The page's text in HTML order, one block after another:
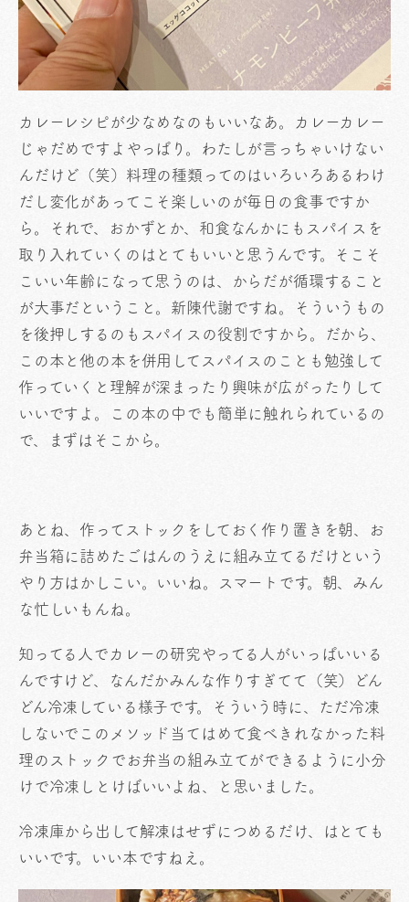
カレーレシピが少なめなのもいいなあ。カレーカレー
じゃだめですよやっぱり。わたしが言っちゃいけない
んだけど（笑）料理の種類ってのはいろいろあるわけ
だし変化があってこそ楽しいのが毎日の食事ですか
ら。それで、おかずとか、和食なんかにもスパイスを
取り入れていくのはとてもいいと思うんです。そこそ
こいい年齢になって思うのは、からだが循環すること
が大事だということ。新陳代謝ですね。そういうもの
を後押しするのもスパイスの役割ですから。だから、
この本と他の本を併用してスパイスのことも勉強して
作っていくと理解が深まったり興味が広がったりして
いいですよ。この本の中でも簡単に触れられているの
で、まずはそこから。
あとね、作ってストックをしておく作り置きを朝、お
弁当箱に詰めたごはんのうえに組み立てるだけという
やり方はかしこい。いいね。スマートです。朝、みん
な忙しいもんね。
知ってる人でカレーの研究やってる人がいっぱいいる
んですけど、なんだかみんな作りすぎてて（笑）どん
どん冷凍している様子です。そういう時に、ただ冷凍
しないでこのメソッド当てはめて食べきれなかった料
理のストックでお弁当の組み立てができるように小分
けで冷凍しとけばいいよね、と思いました。
冷凍庫から出して解凍はせずにつめるだけ、はとても
いいです。いい本ですねえ。